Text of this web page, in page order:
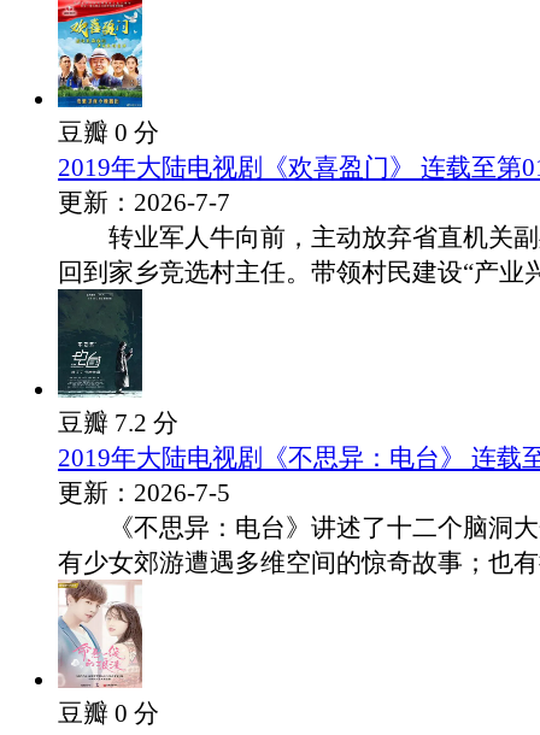
豆瓣 0 分
2019年大陆电视剧《欢喜盈门》 连载至第
更新：2026-7-7
转业军人牛向前，主动放弃省直机关副
回到家乡竞选村主任。带领村民建设“产业
豆瓣 7.2 分
2019年大陆电视剧《不思异：电台》 连载
更新：2026-7-5
《不思异：电台》讲述了十二个脑洞大
有少女郊游遭遇多维空间的惊奇故事；也
豆瓣 0 分